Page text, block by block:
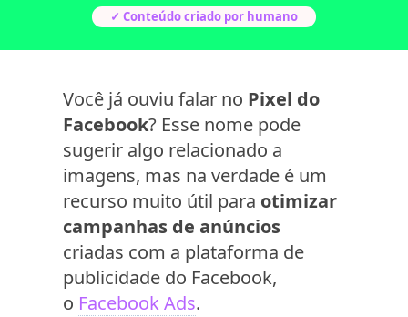
✓ Conteúdo criado por humano
Você já ouviu falar no Pixel do
Facebook? Esse nome pode
sugerir algo relacionado a
imagens, mas na verdade é um
recurso muito útil para otimizar
campanhas de anúncios
criadas com a plataforma de
publicidade do Facebook,
o Facebook Ads.